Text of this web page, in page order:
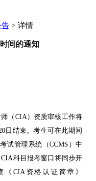
告 > 详情
间的通知
（CIA）资质审核工作将
日结束。考生可在此期间
试管理系统（CCMS）中
科目报考窗口将同步开
CIA资格认证简章》